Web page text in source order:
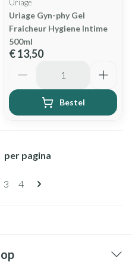
Uriage Gyn-phy Gel
Fraicheur Hygiene Intime
500ml
€ 13,50
Bestel
Pagina's
momenteel pagina
Pagina
3 Pagina
4
per pagina